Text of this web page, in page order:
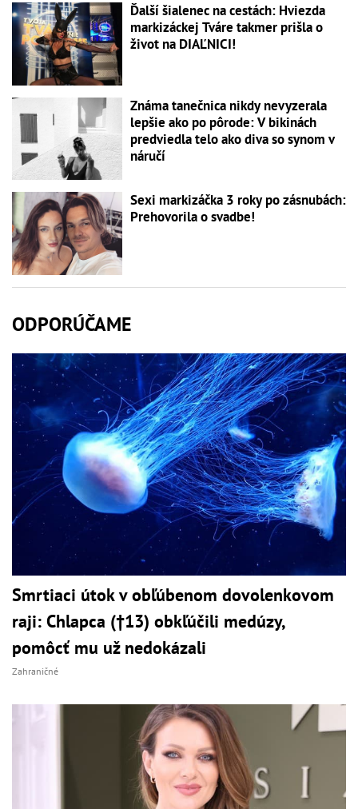
Ďalší šialenec na cestách: Hviezda
markizáckej Tváre takmer prišla o
život na DIAĽNICI!
Známa tanečnica nikdy nevyzerala
lepšie ako po pôrode: V bikinách
predviedla telo ako diva so synom v
náručí
Sexi markizáčka 3 roky po zásnubách:
Prehovorila o svadbe!
ODPORÚČAME
Smrtiaci útok v obľúbenom dovolenkovom
raji: Chlapca (†13) obkľúčili medúzy,
pomôcť mu už nedokázali
Zahraničné